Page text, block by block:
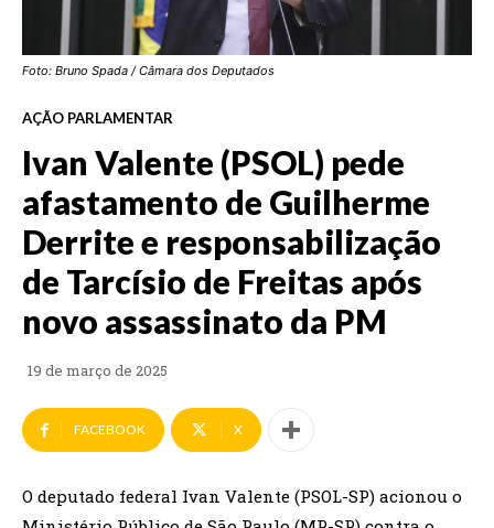
Foto: Bruno Spada / Câmara dos Deputados
AÇÃO PARLAMENTAR
Ivan Valente (PSOL) pede
afastamento de Guilherme
Derrite e responsabilização
de Tarcísio de Freitas após
novo assassinato da PM
19 de março de 2025
FACEBOOK X
O deputado federal Ivan Valente (PSOL-SP) acionou o